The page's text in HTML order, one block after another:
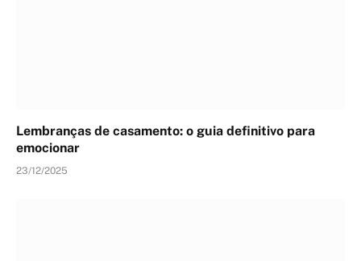
Lembranças de casamento: o guia definitivo para
emocionar
23/12/2025